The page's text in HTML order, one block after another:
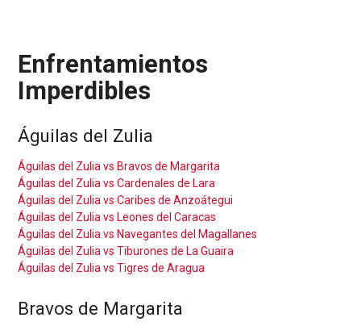
Enfrentamientos
Imperdibles
Águilas del Zulia
Águilas del Zulia vs Bravos de Margarita
Águilas del Zulia vs Cardenales de Lara
Águilas del Zulia vs Caribes de Anzoátegui
Águilas del Zulia vs Leones del Caracas
Águilas del Zulia vs Navegantes del Magallanes
Águilas del Zulia vs Tiburones de La Guaira
Águilas del Zulia vs Tigres de Aragua
Bravos de Margarita